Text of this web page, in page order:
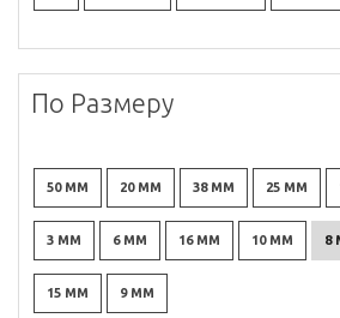
По Размеру
50 ММ 20 ММ 38 ММ 25 ММ
3 ММ 6 ММ 16 ММ 10 ММ 8
15 ММ 9 ММ